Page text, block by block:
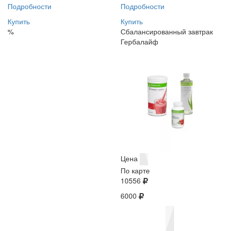
Подробности
Купить
%
Подробности
Купить
Сбалансированный завтрак
Гербалайф
Цена
По карте
10556
6000